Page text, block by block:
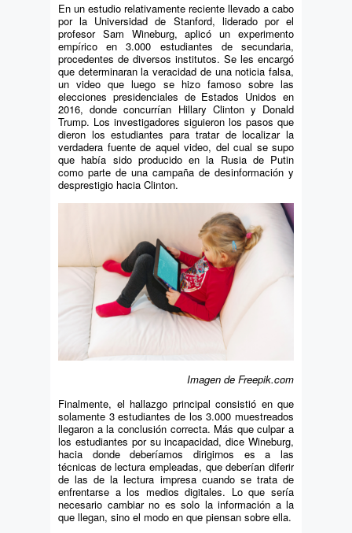
En un estudio relativamente reciente llevado a cabo
por la Universidad de Stanford, liderado por el
profesor Sam Wineburg, aplicó un experimento
empírico en 3.000 estudiantes de secundaria,
procedentes de diversos institutos. Se les encargó
que determinaran la veracidad de una noticia falsa,
un video que luego se hizo famoso sobre las
elecciones presidenciales de Estados Unidos en
2016, donde concurrían Hillary Clinton y Donald
Trump. Los investigadores siguieron los pasos que
dieron los estudiantes para tratar de localizar la
verdadera fuente de aquel video, del cual se supo
que había sido producido en la Rusia de Putin
como parte de una campaña de desinformación y
desprestigio hacia Clinton.
Imagen de Freepik.com
Finalmente, el hallazgo principal consistió en que
solamente 3 estudiantes de los 3.000 muestreados
llegaron a la conclusión correcta. Más que culpar a
los estudiantes por su incapacidad, dice Wineburg,
hacia donde deberíamos dirigirnos es a las
técnicas de lectura empleadas, que deberían diferir
de las de la lectura impresa cuando se trata de
enfrentarse a los medios digitales. Lo que sería
necesario cambiar no es solo la información a la
que llegan, sino el modo en que piensan sobre ella.